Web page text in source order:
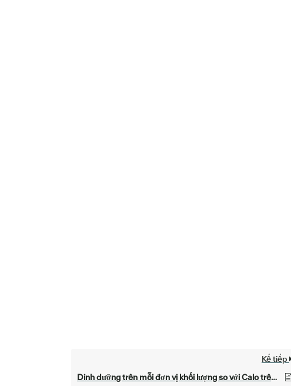
Kế tiếp
Dinh dưỡng trên mỗi đơn vị khối lượng so với Calo trên mỗi đơn vị khối lượng